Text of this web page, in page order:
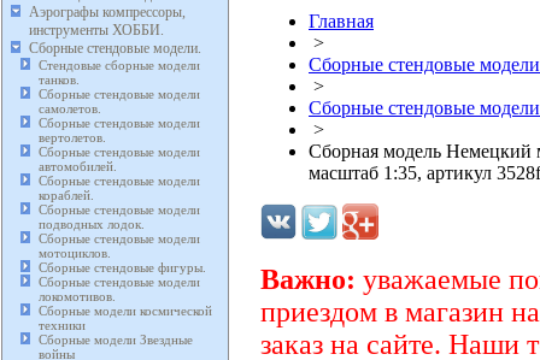
Аэрографы компрессоры,
инструменты ХОББИ.
Сборные стендовые модели.
Стендовые сборные модели
танков.
Сборные стендовые модели
самолетов.
Сборные стендовые модели
вертолетов.
Сборные стендовые модели
автомобилей.
Сборные стендовые модели
кораблей.
Сборные стендовые модели
подводных лодок.
Сборные стендовые модели
мотоциклов.
Сборные стендовые фигуры.
Сборные стендовые модели
локомотивов.
Сборные модели космической
техники
Сборные модели Звездные
войны
Главная
>
Сборные стендовые
>
Сборные стендовые
>
Сборная модель
масштаб 1:35, артикул 3528f
Важно: уважаемые
приездом в магазин
заказ на сайте. Наши